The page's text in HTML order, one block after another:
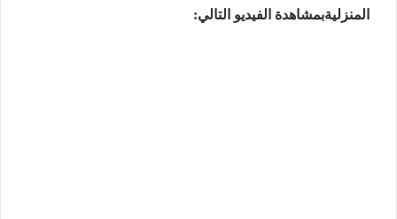
المنزليةبمشاهدة الفيديو التالي: